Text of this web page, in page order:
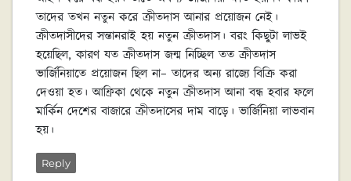
তাদের তখন নতুন করে ক্রীতদাস আনার প্রয়োজন নেই।
ক্রীতদাসীদের সন্তানরাই হয় নতুন ক্রীতদাস। বরং কিছুটা লাভই
হয়েছিল, কারণ যত ক্রীতদাস জন্ম নিচ্ছিল তত ক্রীতদাস
ভার্জিনিয়াতে প্রয়োজন ছিল না– তাদের অন্য রাজ্যে বিক্রি করা
দেওয়া হত। আফ্রিকা থেকে নতুন ক্রীতদাস আনা বন্ধ হবার ফলে
মার্কিন দেশের বাজারে ক্রীতদাসের দাম বাড়ে। ভার্জিনিয়া লাভবান
হয়।
Reply